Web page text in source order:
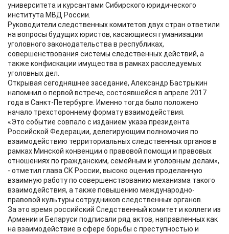
университета и курсантами Сибирского юридического
института МВД России.
Руководители следственных комитетов двух стран ответили
на вопросы будущих юристов, касающиеся гуманизации
уголовного законодательства в республиках,
совершенствования системы следственных действий, а
также конфискации имущества в рамках расследуемых
уголовных дел.
Открывая сегодняшнее заседание, Александр Бастрыкин
напомнил о первой встрече, состоявшейся в апреле 2017
года в Санкт-Петербурге. Именно тогда было положено
начало трехстороннему формату взаимодействия.
«Это событие совпало с изданием указа президента
Российской Федерации, делегирующим полномочия по
взаимодействию территориальных следственных органов в
рамках Минской конвенции о правовой помощи и правовых
отношениях по гражданским, семейным и уголовным делам»,
- отметил глава СК России, высоко оценив проделанную
взаимную работу по совершенствованию механизма такого
взаимодействия, а также повышению международно-
правовой культуры сотрудников следственных органов.
За это время российский Следственный комитет и коллеги из
Армении и Беларуси подписали ряд актов, направленных как
на взаимодействие в сфере борьбы с преступностью и